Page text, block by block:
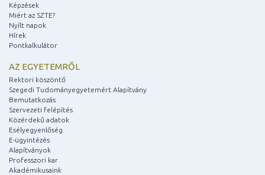
Képzések
Miért az SZTE?
Nyílt napok
Hírek
Pontkalkulátor
AZ EGYETEMRŐL
Rektori köszöntő
Szegedi Tudományegyetemért Alapítvány
Bemutatkozás
Szervezeti felépítés
Közérdekű adatok
Esélyegyenlőség
E-ügyintézés
Alapítványok
Professzori kar
Akadémikusaink